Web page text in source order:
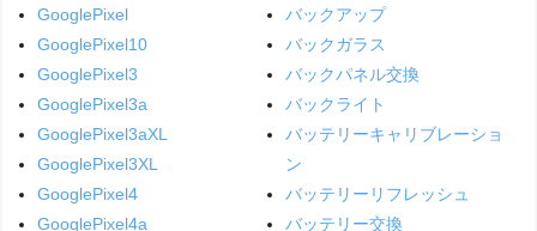
GooglePixel
GooglePixel10
GooglePixel3
GooglePixel3a
GooglePixel3aXL
GooglePixel3XL
GooglePixel4
GooglePixel4a
バックアップ
バックガラス
バックパネル交換
バックライト
バッテリーキャリブレーショ
ン
バッテリーリフレッシュ
バッテリー交換